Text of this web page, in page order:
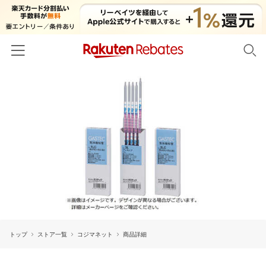
百貨店・総合ECモール
ファッション・インナー・小物
日用品・キッチン用品
キッズ・ベビー用品
リーベイツ注目ストア
対象ストア新規限定特典
電子書籍特集
トップ ストア一覧 コジマネット 商品詳細